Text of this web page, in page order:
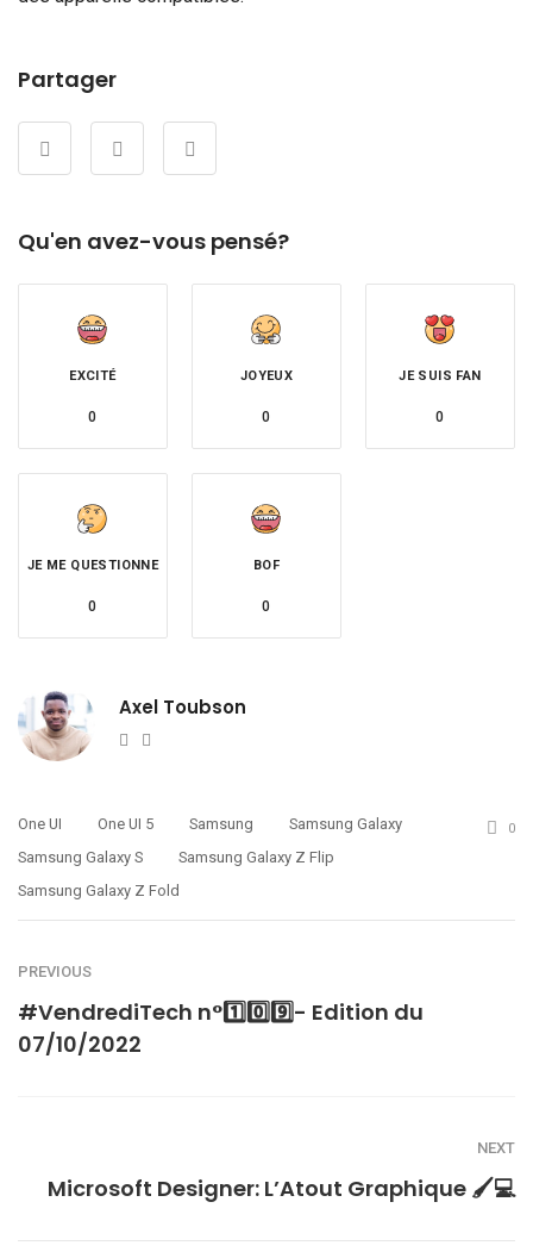
Partager
Qu'en avez-vous pensé?
EXCITÉ
0
JOYEUX
0
JE SUIS FAN
0
JE ME QUESTIONNE
0
BOF
0
Axel Toubson
Website
One UI One UI 5 Samsung
Samsung Galaxy
Samsung Galaxy S
Samsung Galaxy Z Flip
Samsung Galaxy Z Fold
0
PREVIOUS
#VendrediTech n°1️⃣0️⃣9️⃣- Edition du
07/10/2022
NEXT
Microsoft Designer: L’Atout Graphique 🖌💻